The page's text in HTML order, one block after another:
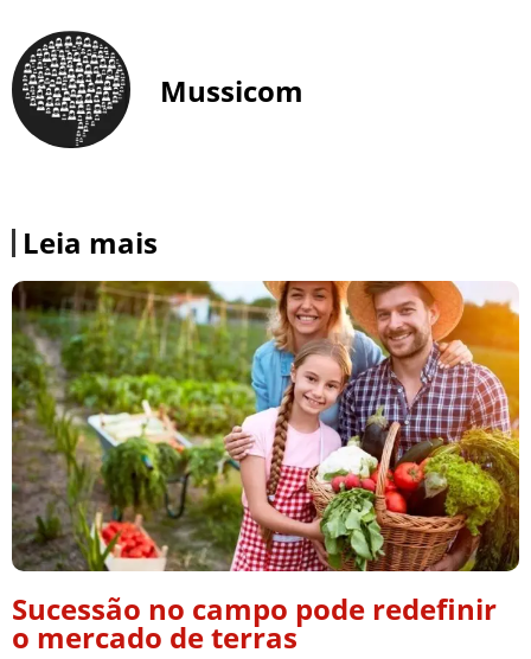
Mussicom
Leia mais
Sucessão no campo pode redefinir
o mercado de terras